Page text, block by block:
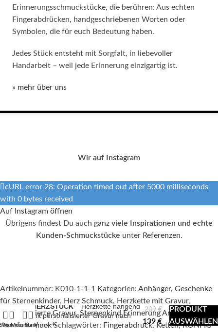
Erinnerungsschmuckstücke, die berühren: Aus echten
Fingerabdrücken, handgeschriebenen Worten oder
Symbolen, die für euch Bedeutung haben.
Jedes Stück entsteht mit Sorgfalt, in liebevoller
Handarbeit – weil jede Erinnerung einzigartig ist.
» mehr über uns
Wir auf Instagram
cURL error 28: Operation timed out after 5000 milliseconds
with 0 bytes received
Auf Instagram öffnen
Übrigens findest Du auch ganz viele Inspirationen und echte
Kunden-Schmuckstücke unter Referenzen.
Artikelnummer: K010-1-1-1 Kategorien: Anhänger, Geschenke
für Sternenkinder, Herz Schmuck, Herzkette mit Gravur,
Personalisierte Gravur, Sternenkind Erinnerung Andenken,
Trauerschmuck Schlagwörter: Fingerabdruck, Ketten, KONFIG
HERZSTÜCK– Herzkette hängend
mit personalisierter Gravur nach
Wunsch
209€
139€
PRODUKT
AUSWÄHLEN
Shop
Warenkorb
Mein Konto
Start